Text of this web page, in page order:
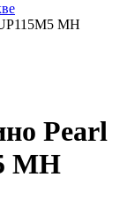
MH
Pearl
MH